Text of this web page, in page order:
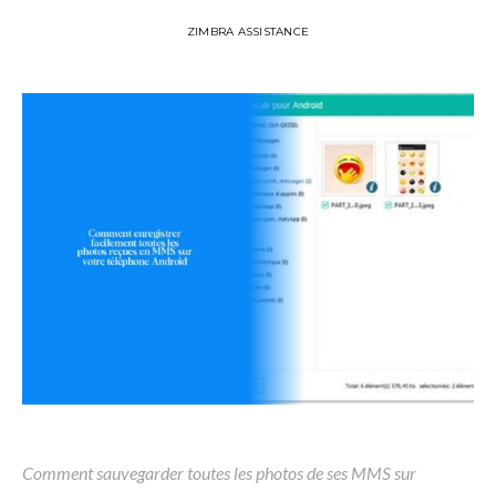
ZIMBRA ASSISTANCE
Comment sauvegarder toutes les photos de ses MMS sur